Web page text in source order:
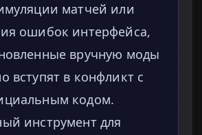
матчей или
ошибок интерфейса,
вручную моды
вступят в конфликт с
кодом.
инструмент для